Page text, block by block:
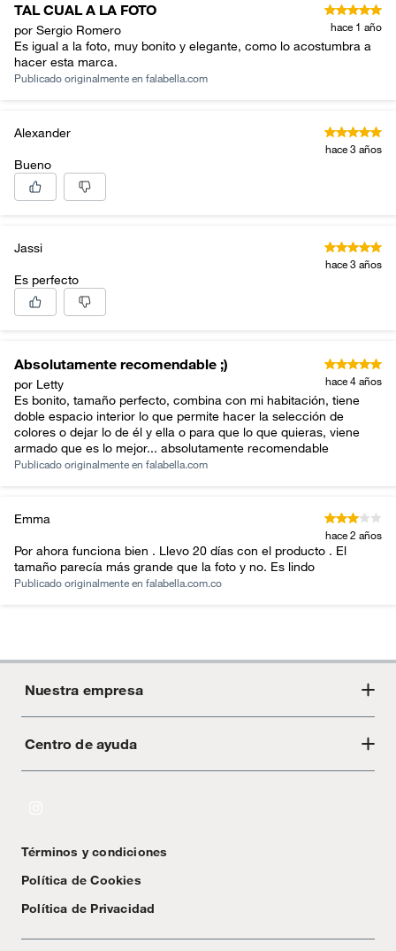
TAL CUAL A LA FOTO
por Sergio Romero hace 1 año
Es igual a la foto, muy bonito y elegante, como lo acostumbra a
hacer esta marca.
Publicado originalmente en falabella.com
Alexander
hace 3 años
Bueno
Jassi
hace 3 años
Es perfecto
Absolutamente recomendable ;)
por Letty hace 4 años
Es bonito, tamaño perfecto, combina con mi habitación, tiene
doble espacio interior lo que permite hacer la selección de
colores o dejar lo de él y ella o para que lo que quieras, viene
armado que es lo mejor... absolutamente recomendable
Publicado originalmente en falabella.com
Emma
hace 2 años
Por ahora funciona bien . Llevo 20 días con el producto . El
tamaño parecía más grande que la foto y no. Es lindo
Publicado originalmente en falabella.com.co
Nuestra empresa
Acerca de Crate
Centro de ayuda
Textos Legales
Términos y condiciones
Política de Cookies
Política de Privacidad